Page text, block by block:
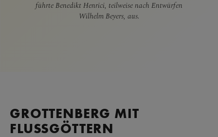
führte Benedikt Henrici, teilweise nach Entwürfen
Wilhelm Beyers, aus.
GROTTENBERG MIT
FLUSSGÖTTERN